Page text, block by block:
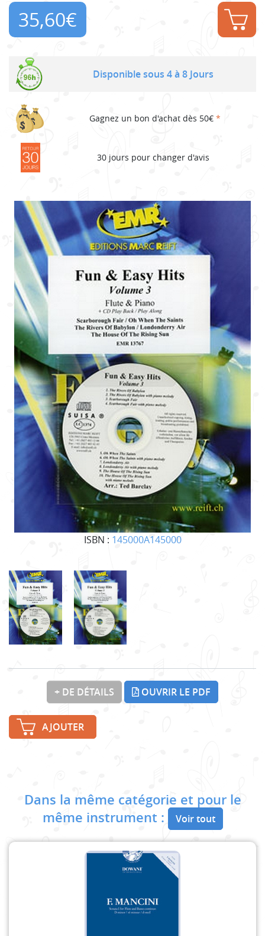
ISBN : 145000A145000
35,60€
Disponible sous 4 à 8 Jours
Gagnez un bon d'achat dès 50€ *
30 jours pour changer d'avis
+ DE DÉTAILS OUVRIR LE PDF
AJOUTER
Dans la même catégorie et pour le
même instrument :
Voir tout